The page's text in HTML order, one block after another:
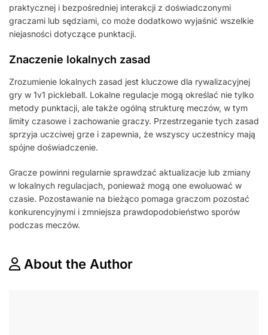
praktycznej i bezpośredniej interakcji z doświadczonymi
graczami lub sędziami, co może dodatkowo wyjaśnić wszelkie
niejasności dotyczące punktacji.
Znaczenie lokalnych zasad
Zrozumienie lokalnych zasad jest kluczowe dla rywalizacyjnej
gry w 1v1 pickleball. Lokalne regulacje mogą określać nie tylko
metody punktacji, ale także ogólną strukturę meczów, w tym
limity czasowe i zachowanie graczy. Przestrzeganie tych zasad
sprzyja uczciwej grze i zapewnia, że wszyscy uczestnicy mają
spójne doświadczenie.
Gracze powinni regularnie sprawdzać aktualizacje lub zmiany
w lokalnych regulacjach, ponieważ mogą one ewoluować w
czasie. Pozostawanie na bieżąco pomaga graczom pozostać
konkurencyjnymi i zmniejsza prawdopodobieństwo sporów
podczas meczów.
About the Author